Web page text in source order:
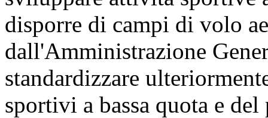
disporre di campi di volo
dall'Amministrazione
standardizzare
sportivi a bassa quota e